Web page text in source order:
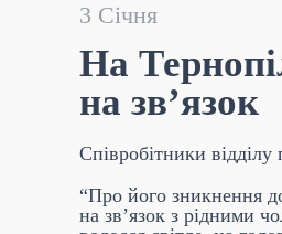
3 Січня
На
на зв’язок
Співробітники
“Про його зникнення
на зв’язок з рідними